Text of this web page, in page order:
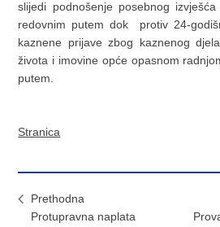
slijedi podnošenje posebnog
redovnim putem dok protiv 24-
kaznene prijave zbog kaznenog
života i imovine opće opasnom
putem.
Stranica
Prethodna
Protupravna naplata